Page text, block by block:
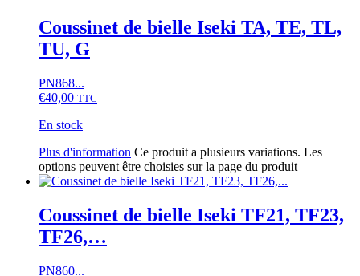
Coussinet de bielle Iseki TA, TE, TL,
TU, G
PN868...
€40,00 TTC
En stock
Plus d'information Ce produit a plusieurs variations. Les
options peuvent être choisies sur la page du produit
Coussinet de bielle Iseki TF21, TF23,
TF26,…
PN860...